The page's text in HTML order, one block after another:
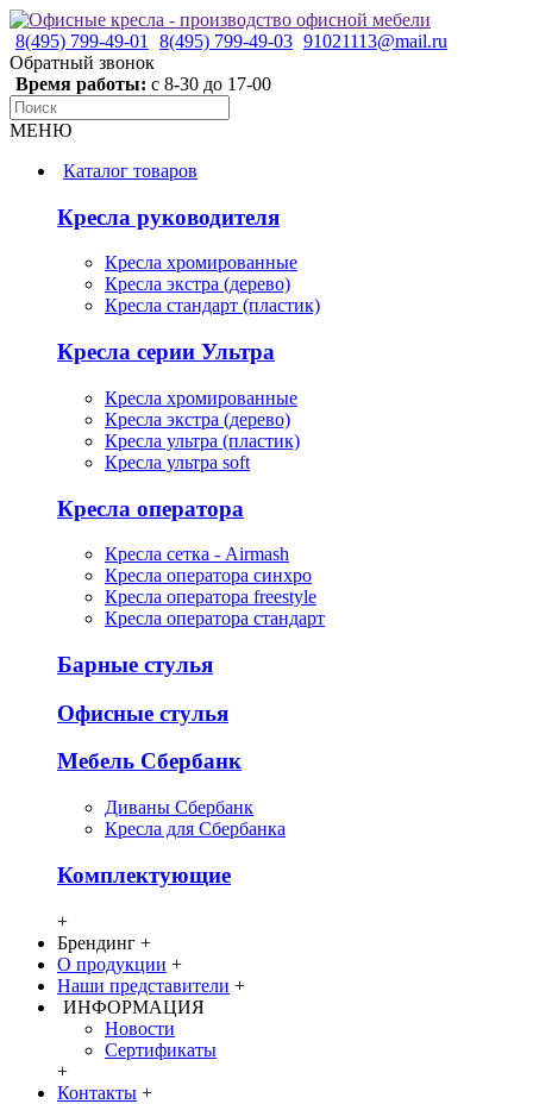
8(495) 799-49-01 8(495) 799-49-03 91021113@mail.ru
Обратный звонок
Время работы: с 8-30 до 17-00
МЕНЮ
Каталог товаров
Кресла руководителя
Кресла хромированные
Кресла экстра (дерево)
Кресла стандарт (пластик)
Кресла серии Ультра
Кресла хромированные
Кресла экстра (дерево)
Кресла ультра (пластик)
Кресла ультра soft
Кресла оператора
Кресла сетка - Airmash
Кресла оператора синхро
Кресла оператора freestyle
Кресла оператора стандарт
Барные стулья
Офисные стулья
Мебель Сбербанк
Диваны Сбербанк
Кресла для Сбербанка
Комплектующие
+
Брендинг +
О продукции +
Наши представители +
ИНФОРМАЦИЯ
Новости
Сертификаты
+
Контакты +